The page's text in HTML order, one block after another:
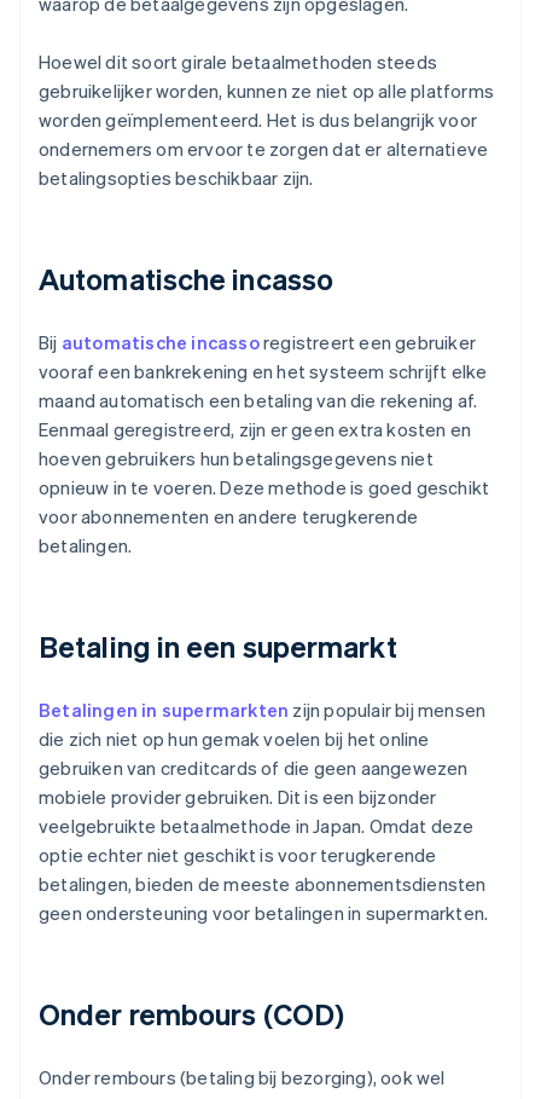
Hoewel dit soort girale betaalmethoden steeds
gebruikelijker worden, kunnen ze niet op alle platforms
worden geïmplementeerd. Het is dus belangrijk voor
ondernemers om ervoor te zorgen dat er alternatieve
betalingsopties beschikbaar zijn.
Automatische incasso
Bij automatische incassoregistreert een gebruiker
vooraf een bankrekening en het systeem schrijft elke
maand automatisch een betaling van die rekening af.
Eenmaal geregistreerd, zijn er geen extra kosten en
hoeven gebruikers hun betalingsgegevens niet
opnieuw in te voeren. Deze methode is goed geschikt
voor abonnementen en andere terugkerende
betalingen.
Betaling in een supermarkt
Betalingen in supermarkten zijn populair bij mensen
die zich niet op hun gemak voelen bij het online
gebruiken van creditcards of die geen aangewezen
mobiele provider gebruiken. Dit is een bijzonder
veelgebruikte betaalmethode in Japan. Omdat deze
optie echter niet geschikt is voor terugkerende
betalingen, bieden de meeste abonnementsdiensten
geen ondersteuning voor betalingen in supermarkten.
Onder rembours (COD)
Onder rembours (betaling bij bezorging), ook wel